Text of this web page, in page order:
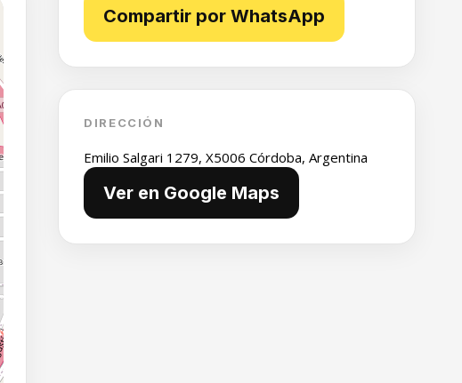
Compartir por WhatsApp
DIRECCIÓN
Emilio Salgari 1279, X5006 Córdoba, Argentina
Ver en Google Maps